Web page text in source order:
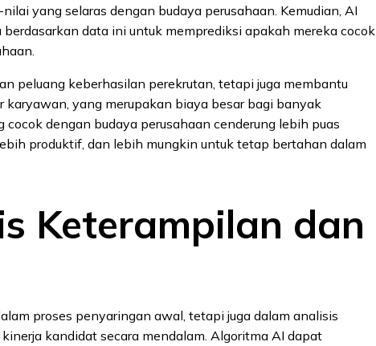
yang selaras dengan budaya perusahaan. Kemudian, AI
data ini untuk memprediksi apakah mereka cocok
peluang keberhasilan perekrutan, tetapi juga membantu
karyawan, yang merupakan biaya besar bagi banyak
cocok dengan budaya perusahaan cenderung lebih puas
produktif, dan lebih mungkin untuk tetap bertahan dalam
Keterampilan dan
proses penyaringan awal, tetapi juga dalam analisis
kandidat secara mendalam. Algoritma AI dapat